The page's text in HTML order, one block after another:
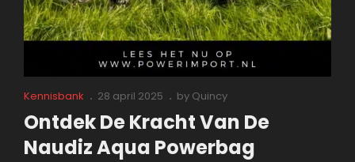
Cat
Links
Kennisbank
Posted
on
28 april 2025 by Quincy
Ontdek De Kracht Van De
Naudiz Aqua Powerbag